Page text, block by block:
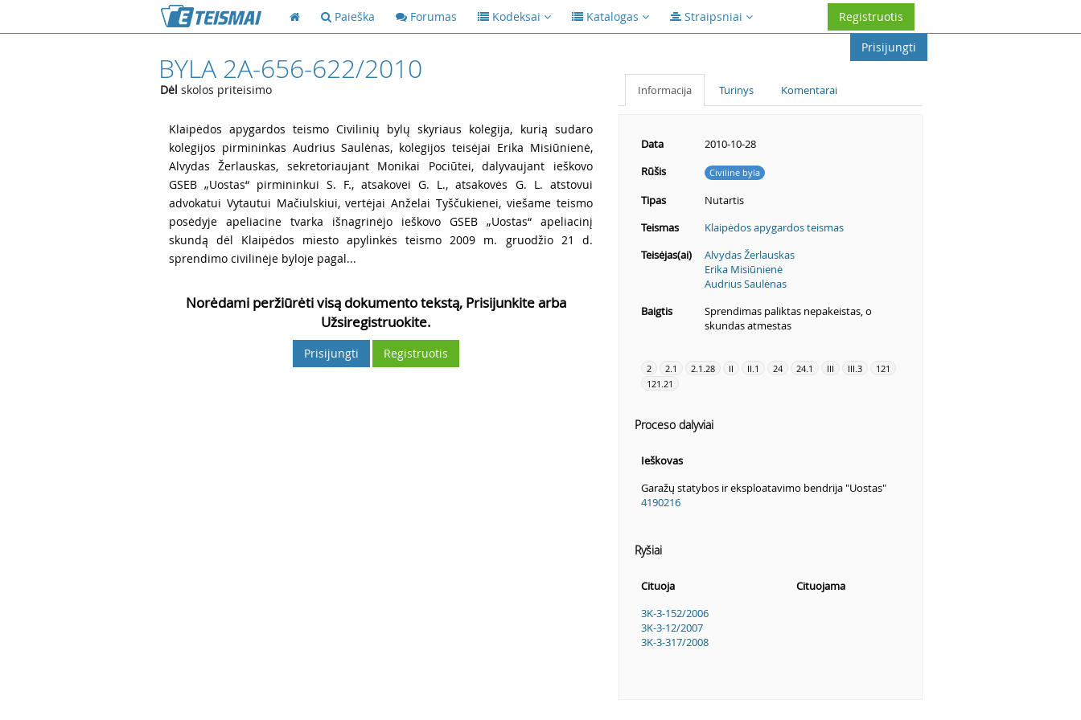
Paieška Forumas Kodeksai Katalogas Straipsniai
Registruotis
Prisijungti
BYLA 2A-656-622/2010
Dėl skolos priteisimo
Klaipėdos apygardos teismo Civilinių bylų skyriaus kolegija, kurią sudaro
kolegijos pirmininkas Audrius Saulėnas, kolegijos teisėjai Erika Misiūnienė,
Alvydas Žerlauskas, sekretoriaujant Monikai Pociūtei, dalyvaujant ieškovo
GSEB „Uostas“ pirmininkui S. F., atsakovei G. L., atsakovės G. L. atstovui
advokatui Vytautui Mačiulskiui, vertėjai Anželai Tyščukienei, viešame teismo
posėdyje apeliacine tvarka išnagrinėjo ieškovo GSEB „Uostas“ apeliacinį
skundą dėl Klaipėdos miesto apylinkės teismo 2009 m. gruodžio 21 d.
sprendimo civilinėje byloje pagal...
Norėdami peržiūrėti visą dokumento tekstą, Prisijunkite arba
Užsiregistruokite.
Prisijungti Registruotis
Informacija Turinys Komentarai
Data
2010-10-28
Rūšis
Civilinė byla
Tipas
Nutartis
Teismas
Klaipėdos apygardos teismas
Teisėjas(ai)
Alvydas Žerlauskas
Erika Misiūnienė
Audrius Saulėnas
Baigtis
Sprendimas paliktas nepakeistas, o
skundas atmestas
2 2.1 2.1.28 II II.1 24 24.1 III III.3
121
121.21
Proceso dalyviai
Ieškovas
Garažų statybos ir eksploatavimo bendrija "Uostas"
4190216
Ryšiai
Cituoja
Cituojama
3K-3-152/2006
3K-3-12/2007
3K-3-317/2008